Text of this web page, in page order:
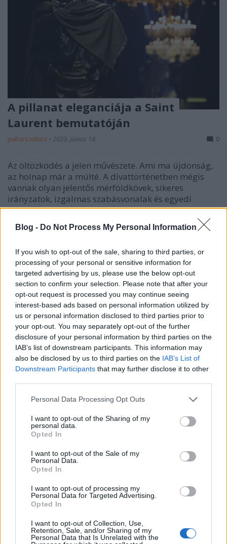
Blog - Do Not Process My Personal Information
If you wish to opt-out of the sale, sharing to third parties, or
processing of your personal or sensitive information for
targeted advertising by us, please use the below opt-out
section to confirm your selection. Please note that after your
opt-out request is processed you may continue seeing
interest-based ads based on personal information utilized by
us or personal information disclosed to third parties prior to
your opt-out. You may separately opt-out of the further
disclosure of your personal information by third parties on the
IAB’s list of downstream participants. This information may
also be disclosed by us to third parties on the IAB’s List of
Downstream Participants that may further disclose it to other
Please note that this website/app uses one or more Google
not limited to your visit or usage behaviour. You may click to
grant or deny consent to Google and its third-party tags to
use your data for below specified purposes in below Google
consent section.
Personal Data Processing Opt Outs
I want to opt-out of the Sharing of my
personal data.
Opted In
I want to opt-out of the Sale of my
Personal Data.
Opted In
I want to opt-out of processing my
Personal Data for Targeted Advertising.
Opted In
I want to opt-out of Collection, Use,
Retention, Sale, and/or Sharing of my
Personal Data that Is Unrelated with the
A pillanat eleganciája a Saint
Laurent bemutatóján
gaborszakacs • 2023. június 14. 0
Az öltözködés a jelen művészete. Ami ma újdonság,
az holnap már a múlté. A divattörténetben mégis
vannak olyan jelentős mérföldkövek, sikeres
irányzatok, izgalmas szabásvonalak és egyedi
formák, amelyek vissza-visszatérnek. Ezt az örök
körforgást vette alapul a 2023-as őszi ready-to-wear
kollekció…
Színterápia Tony Ward módra
gaborszakacs•2023. január 06.
A természet változatos formáiból és lenyűgözően
gazdag színvilágából merített ihletet a 2023-as
világhírű libanoni divattervező legújabb ready-to-
wear darabjai a klasszikus vonalak és az innovatív
szabászati megoldások találkozásában keltek életre.